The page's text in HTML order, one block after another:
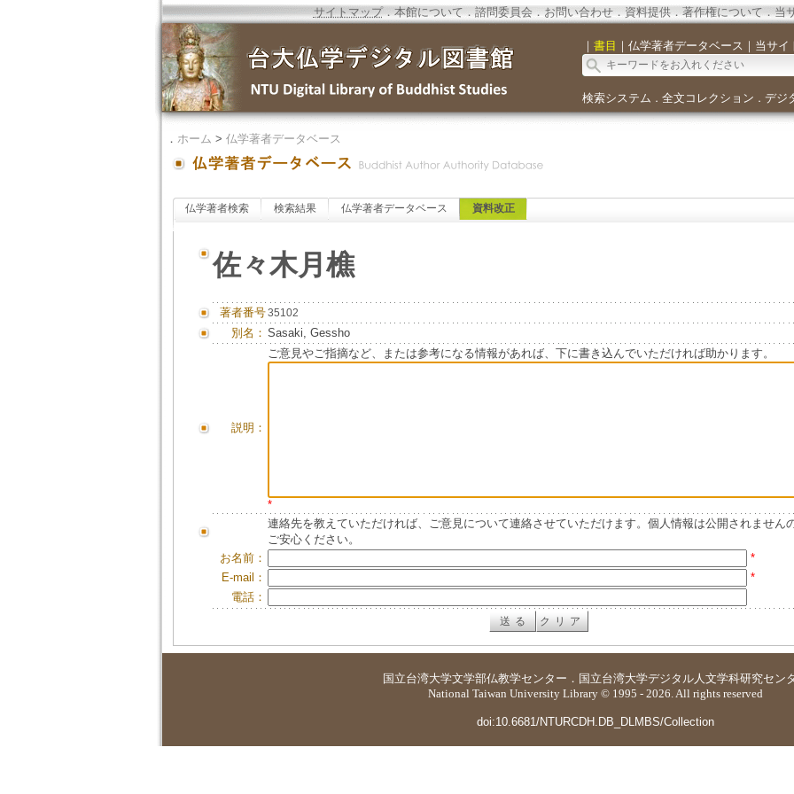
サイトマップ．本館について．諮問委員会． お問い合わせ． 資料提供．著作権について．当
｜ 書目 ｜ 仏学著者データベース ｜ 当サイ
検索システム ． 全文コレクション ． デジ
． ホーム > 仏学著者データベース
仏学著者検索 検索結果 仏学著者データベース 資料改正
佐々木月樵
著者番号35102
別名： Sasaki, Gessho
説明：
ご意見やご指摘など、または参考になる情報があれば、下に書き込んでいただければ助かります。
*
連絡先を教えていただければ、ご意見について連絡させていただけます。個人情報は公開されません
ご安心ください。
お名前：
*
E-mail：
*
電話：
国立台湾大学文学部仏教学センター ． 国立台湾大学デジタル人文学科研究セン
National Taiwan University Library © 1995 - 2026. All rights reserved
doi:10.6681/NTURCDH.DB_DLMBS/Collection